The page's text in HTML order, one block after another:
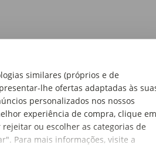
similares (próprios e de
lhe ofertas adaptadas às
personalizados nos nossos
experiência de compra, clique em
ou escolher as categorias de
Para mais informações, visite a
poliéster e 35% algodão
105 x 63 x 88 cm